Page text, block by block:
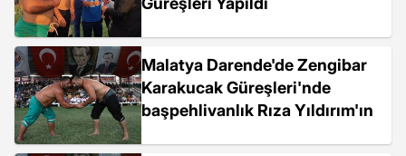
Malatya Darende'de Zengibar
Karakucak Güreşleri'nde
başpehlivanlık Rıza Yıldırım'ın